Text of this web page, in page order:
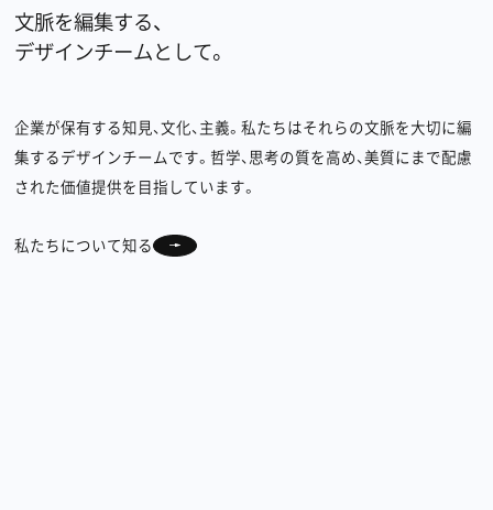
文脈を編集する、
デザインチームとして。
企業が保有する知見、文化、主義。私たちはそれらの文脈を大切に編
集するデザインチームです。哲学、思考の質を高め、美質にまで配慮
された価値提供を目指しています。
私たちについて知る
©︎Undercurrent Inc.